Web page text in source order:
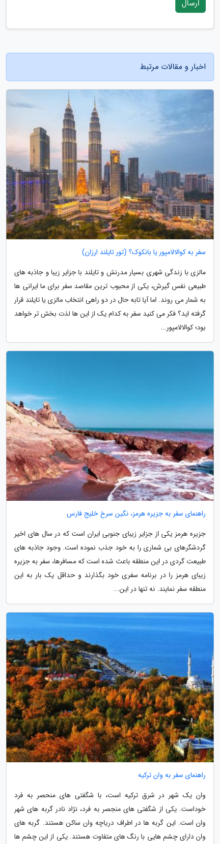
ارسال
اخبار و مقالات مرتبط
سفر به کوالالامپور یا بانکوک؟ (تور تایلند ارزان)
مالزی با زندگی شهری بسیار مدرنش و تایلند با جزایر زیبا و جاذبه های
طبیعی نفس گیرش، یکی از محبوب ترین مقاصد سفر برای ما ایرانی ها
به شمار می روند. اما آیا تابه حال در دو راهی انتخاب مالزی یا تایلند قرار
گرفته اید؟ فکر می کنید سفر به کدام یک از این ها لذت بخش تر خواهد
بود؛ کوالالامپور...
راهنمای سفر به جزیره هرمز، نگین سرخ خلیج فارس
جزیره هرمز یکی از جزایر زیبای جنوبی ایران است که در سال های اخیر
گردشگرهای بی شماری را به خود جذب نموده است. وجود جاذبه های
طبیعت گردی در این منطقه باعث شده است که مسافرها، سفر به جزیره
زیبای هرمز را در برنامه سفری خود بگذارند و حداقل یک بار به این
منطقه سفر نمایند. نه تنها در این...
راهنمای سفر به وان ترکیه
وان یک شهر در شرق ترکیه است، با شگفتی های منحصر به فرد
خوداست. یکی از شگفتی های منجصر به فرد، نژاد نادر گربه های شهر
وان است. این گربه ها در اطراف دریاچه وان ساکن هستند. گربه های
وان دارای چشم هایی با رنگ های متفاوت هستند. یکی از این چشم ها